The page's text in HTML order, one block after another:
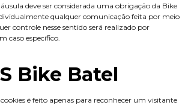
deve ser considerada uma obrigação da Bike
qualquer comunicação feita por meio
controle nesse sentido será realizado por
caso específico.
Bike Batel
é feito apenas para reconhecer um visitante